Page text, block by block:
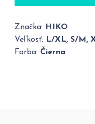
Značka: HIKO
Veľkosť: L/XL, S/M,
Farba: Čierna